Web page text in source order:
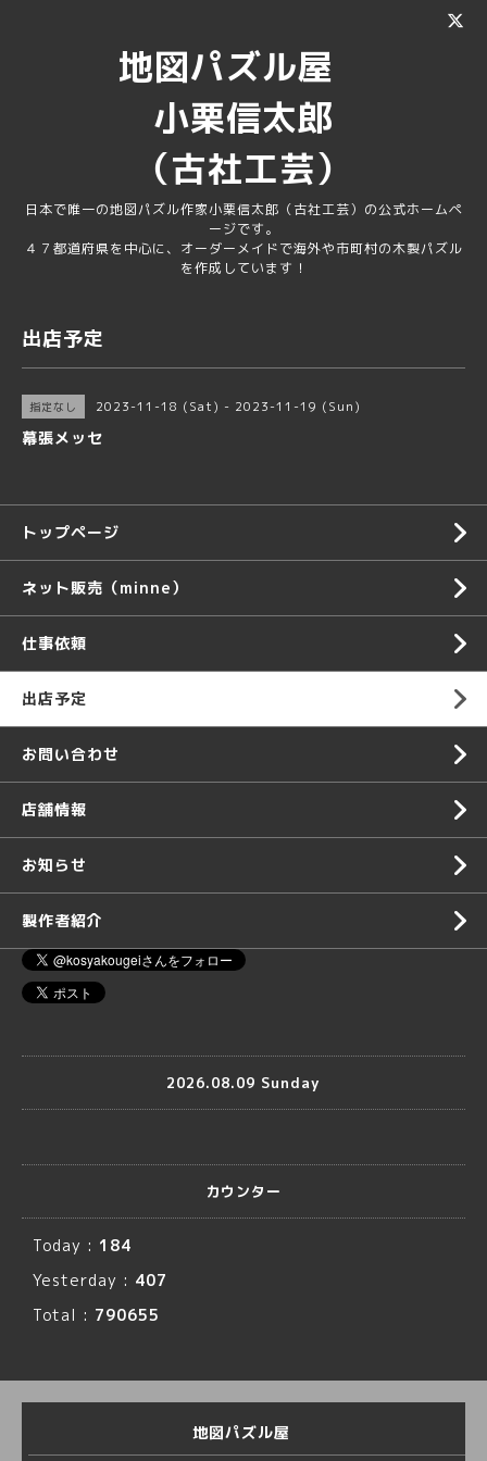
地図パズル屋
小栗信太郎
（古社工芸）
日本で唯一の地図パズル作家小栗信太郎（古社工芸）の公式ホームペ
ージです。
４７都道府県を中心に、オーダーメイドで海外や市町村の木製パズル
を作成しています！
出店予定
指定なし 2023-11-18 (Sat) - 2023-11-19 (Sun)
幕張メッセ
トップページ
ネット販売（minne）
仕事依頼
出店予定
お問い合わせ
店舗情報
お知らせ
製作者紹介
2026.08.09 Sunday
カウンター
Today : 184
Yesterday : 407
Total : 790655
地図パズル屋